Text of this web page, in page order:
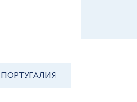
ПОРТУГАЛИЯ